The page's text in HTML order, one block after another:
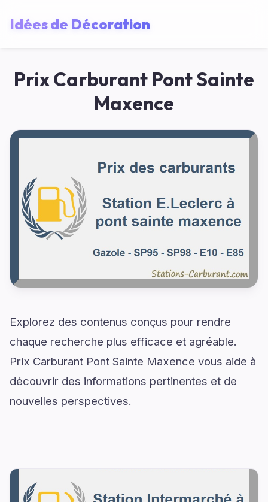
Idées de Décoration
Prix Carburant Pont Sainte
Maxence
Explorez des contenus conçus pour rendre
chaque recherche plus efficace et agréable.
Prix Carburant Pont Sainte Maxence vous aide à
découvrir des informations pertinentes et de
nouvelles perspectives.